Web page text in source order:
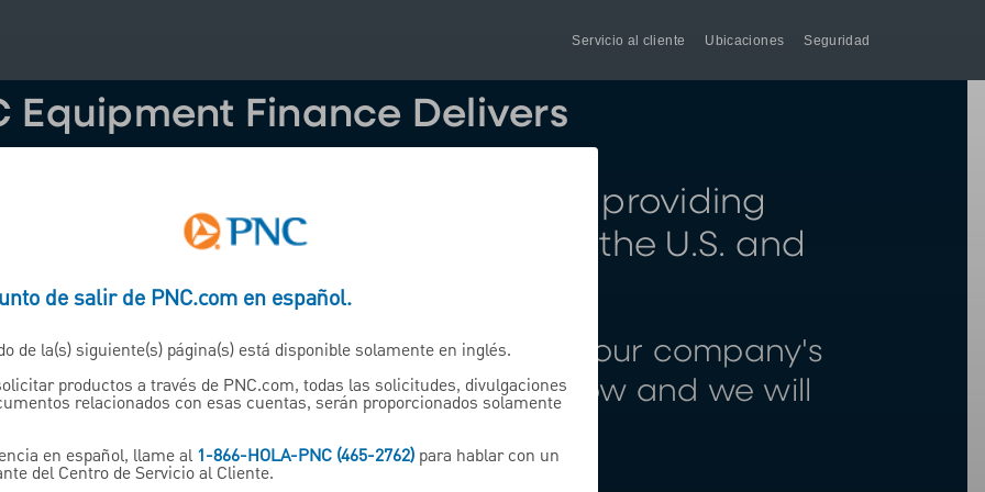
Servicio al cliente Ubicaciones Seguridad
Equipment Finance Delivers
Finance is a recognized leader in providing
solutions to clients throughout the U.S. and
Canada.
team is ready to assist you with your company's
us by completing the form below and we will
back to you as soon as possible.
de salir de PNC.com en español.
de la(s) siguiente(s) página(s) está disponible solamente en inglés.
productos a través de PNC.com, todas las solicitudes, divulgaciones
relacionados con esas cuentas, serán proporcionados solamente
en español, llame al 1-866-HOLA-PNC (465-2762) para hablar con un
del Centro de Servicio al Cliente.